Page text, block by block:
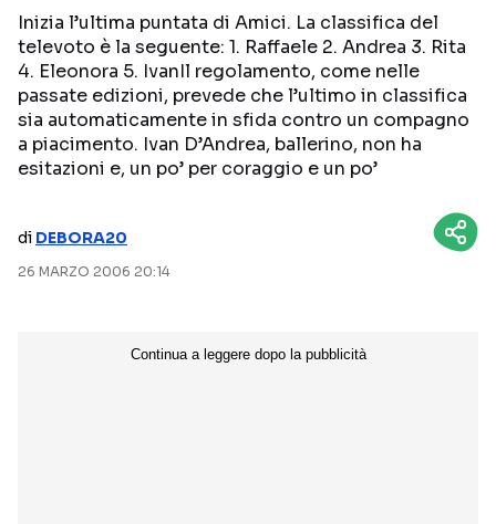
PROGRAMMI TV
PERSONAGGI TV
REALITY SHOW
FICTION
Streaming
AMAZON PRIME VIDEO
DISNEY+
Inizia l’ultima puntata di Amici. La classifica del
televoto è la seguente: 1. Raffaele 2. Andrea 3. Rita
4. Eleonora 5. IvanIl regolamento, come nelle
passate edizioni, prevede che l’ultimo in classifica
sia automaticamente in sfida contro un compagno
a piacimento. Ivan D’Andrea, ballerino, non ha
esitazioni e, un po’ per coraggio e un po’
di DEBORA20
26 MARZO 2006 20:14